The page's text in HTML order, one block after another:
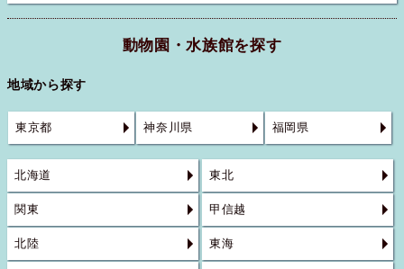
動物園・水族館を探す
地域から探す
東京都 神奈川県 福岡県
北海道 東北
関東 甲信越
北陸 東海